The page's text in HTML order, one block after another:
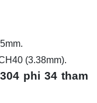
(3.38mm).
phi 34 tham